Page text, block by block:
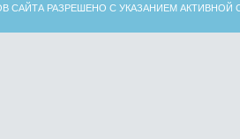
САЙТА РАЗРЕШЕНО С УКАЗАНИЕМ АКТИВНОЙ